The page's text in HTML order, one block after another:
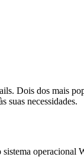
Dois dos mais
suas necessidades.
operacional